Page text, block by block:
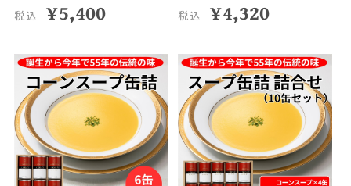
税込 ¥5,400 税込 ¥4,320